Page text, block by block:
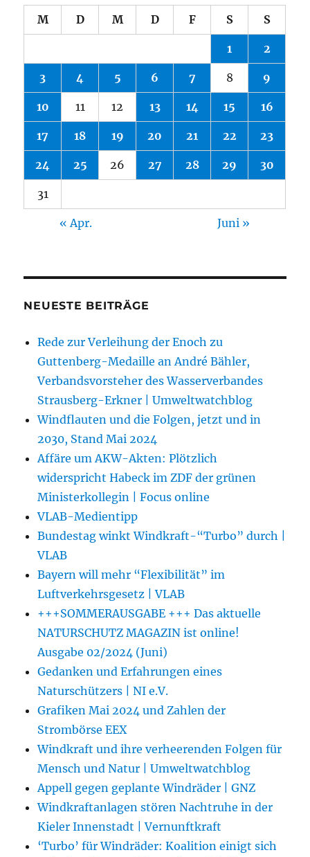
M D M D F S S
1 2
3 4 5 6 7 8 9
10 11 12 13 14 15 16
17 18 19 20 21 22 23
24 25 26 27 28 29 30
31
« Apr. Juni »
NEUESTE BEITRÄGE
Rede zur Verleihung der Enoch zu
Guttenberg-Medaille an André Bähler,
Verbandsvorsteher des Wasserverbandes
Strausberg-Erkner | Umweltwatchblog
Windflauten und die Folgen, jetzt und in
2030, Stand Mai 2024
Affäre um AKW-Akten: Plötzlich
widerspricht Habeck im ZDF der grünen
Ministerkollegin | Focus online
VLAB-Medientipp
Bundestag winkt Windkraft-“Turbo” durch |
VLAB
Bayern will mehr “Flexibilität” im
Luftverkehrsgesetz | VLAB
+++SOMMERAUSGABE +++ Das aktuelle
NATURSCHUTZ MAGAZIN ist online!
Ausgabe 02/2024 (Juni)
Gedanken und Erfahrungen eines
Naturschützers | NI e.V.
Grafiken Mai 2024 und Zahlen der
Strombörse EEX
Windkraft und ihre verheerenden Folgen für
Mensch und Natur | Umweltwatchblog
Appell gegen geplante Windräder | GNZ
Windkraftanlagen stören Nachtruhe in der
Kieler Innenstadt | Vernunftkraft
‘Turbo’ für Windräder: Koalition einigt sich